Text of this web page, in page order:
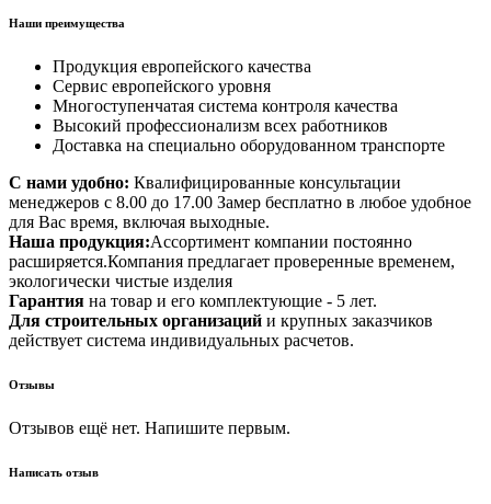
Наши преимущества
Продукция европейского качества
Сервис европейского уровня
Многоступенчатая система контроля качества
Высокий профессионализм всех работников
Доставка на специально оборудованном транспорте
С нами удобно: Квалифицированные консультации
менеджеров с 8.00 до 17.00 Замер бесплатно в любое удобное
для Вас время, включая выходные.
Наша продукция:Ассортимент компании постоянно
расширяется.Компания предлагает проверенные временем,
экологически чистые изделия
Гарантия на товар и его комплектующие - 5 лет.
Для строительных организаций и крупных заказчиков
действует система индивидуальных расчетов.
Отзывы
Отзывов ещё нет. Напишите первым.
Написать отзыв